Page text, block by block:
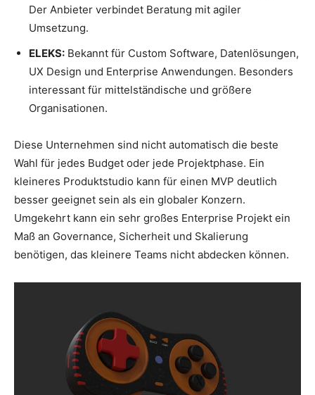
Der Anbieter verbindet Beratung mit agiler
Umsetzung.
ELEKS: Bekannt für Custom Software, Datenlösungen,
UX Design und Enterprise Anwendungen. Besonders
interessant für mittelständische und größere
Organisationen.
Diese Unternehmen sind nicht automatisch die beste
Wahl für jedes Budget oder jede Projektphase. Ein
kleineres Produktstudio kann für einen MVP deutlich
besser geeignet sein als ein globaler Konzern.
Umgekehrt kann ein sehr großes Enterprise Projekt ein
Maß an Governance, Sicherheit und Skalierung
benötigen, das kleinere Teams nicht abdecken können.